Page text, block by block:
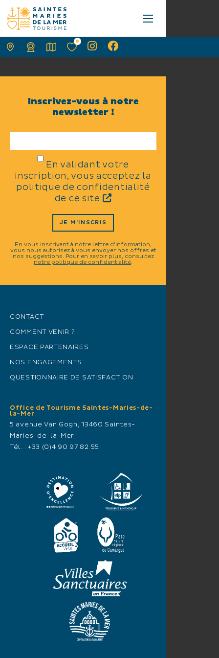
0
Inscrivez-vous à notre
newsletter !
En validant votre
inscription, vous acceptez la
politique de confidentialité
de ce site
JE M'INSCRIS
En vous inscrivant à notre lettre d'information,
vous nous autorisez à vous envoyer nos offres et
nos suggestions. Pour en savoir plus, consultez
notre politique de confidentialité.
CONTACT
COMMENT VENIR ?
ESPACE PARTENAIRES
NOS ENGAGEMENTS
QUESTIONNAIRE DE SATISFACTION
Office de Tourisme Saintes-Maries-de-
la-Mer
5 avenue Van Gogh, 13460 Saintes-
Maries-de-la-Mer
Tél. : +33 (0)4 90 97 82 55